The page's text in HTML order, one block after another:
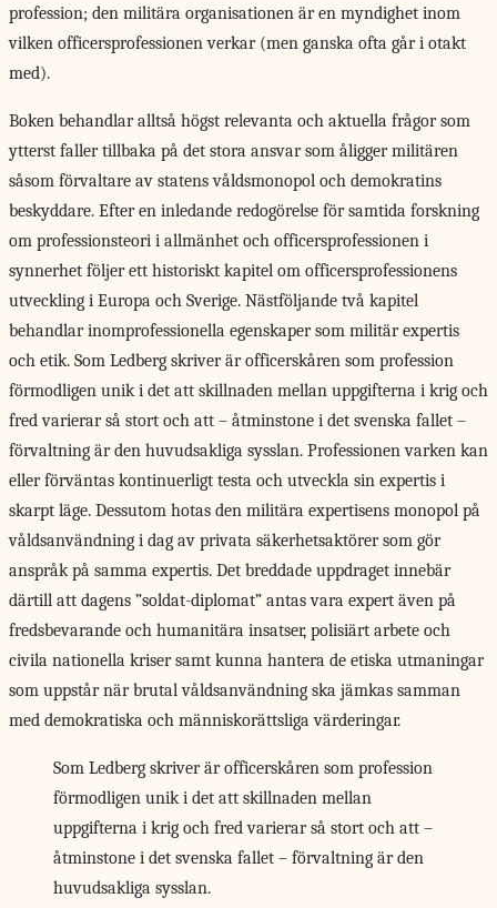
profession; den militära organisationen är en myndighet inom
vilken officersprofessionen verkar (men ganska ofta går i otakt
med).
Boken behandlar alltså högst relevanta och aktuella frågor som
ytterst faller tillbaka på det stora ansvar som åligger militären
såsom förvaltare av statens våldsmonopol och demokratins
beskyddare. Efter en inledande redogörelse för samtida forskning
om professionsteori i allmänhet och officersprofessionen i
synnerhet följer ett historiskt kapitel om officersprofessionens
utveckling i Europa och Sverige. Nästföljande två kapitel
behandlar inomprofessionella egenskaper som militär expertis
och etik. Som Ledberg skriver är officerskåren som profession
förmodligen unik i det att skillnaden mellan uppgifterna i krig och
fred varierar så stort och att – åtminstone i det svenska fallet –
förvaltning är den huvudsakliga sysslan. Professionen varken kan
eller förväntas kontinuerligt testa och utveckla sin expertis i
skarpt läge. Dessutom hotas den militära expertisens monopol på
våldsanvändning i dag av privata säkerhetsaktörer som gör
anspråk på samma expertis. Det breddade uppdraget innebär
därtill att dagens ”soldat-diplomat” antas vara expert även på
fredsbevarande och humanitära insatser, polisiärt arbete och
civila nationella kriser samt kunna hantera de etiska utmaningar
som uppstår när brutal våldsanvändning ska jämkas samman
med demokratiska och människorättsliga värderingar.
Som Ledberg skriver är officerskåren som profession
förmodligen unik i det att skillnaden mellan
uppgifterna i krig och fred varierar så stort och att –
åtminstone i det svenska fallet – förvaltning är den
huvudsakliga sysslan.